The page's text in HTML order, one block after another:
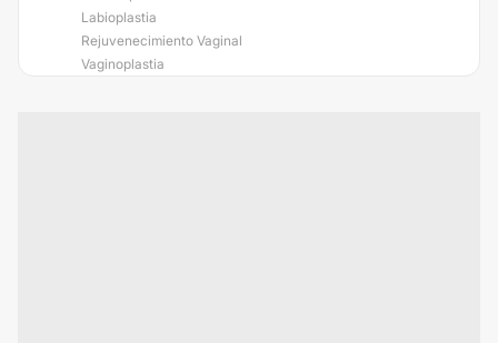
Labioplastia
Rejuvenecimiento Vaginal
Vaginoplastia